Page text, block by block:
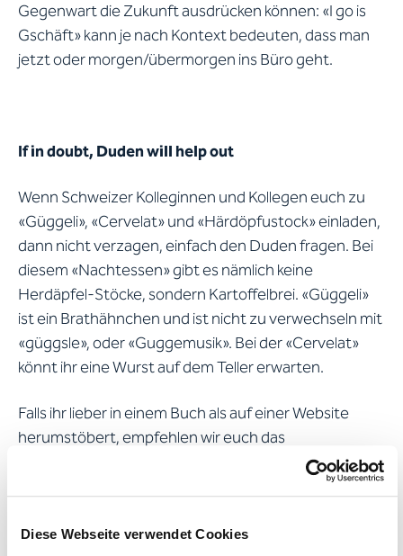
Diese Webseite verwendet Cookies
Gegenwart die Zukunft ausdrücken können: «I go is
Gschäft» kann je nach Kontext bedeuten, dass man
jetzt oder morgen/übermorgen ins Büro geht.
If in doubt, Duden will help out
Wenn Schweizer Kolleginnen und Kollegen euch zu
«Güggeli», «Cervelat» und «Härdöpfustock» einladen,
dann nicht verzagen, einfach den Duden fragen. Bei
diesem «Nachtessen» gibt es nämlich keine
Herdäpfel-Stöcke, sondern Kartoffelbrei. «Güggeli»
ist ein Brathähnchen und ist nicht zu verwechseln mit
«güggsle», oder «Guggemusik». Bei der «Cervelat»
könnt ihr eine Wurst auf dem Teller erwarten.
Falls ihr lieber in einem Buch als auf einer Website
herumstöbert, empfehlen wir euch das
Nachschlagewerk «Schweizerhochdeutsch»,
Alle bestehenden Freelancerinnen und Freelancer bei